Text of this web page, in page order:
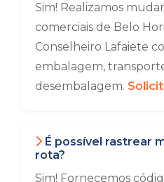
Sim! Realizamos
comerciais de Belo
Conselheiro Lafaiete
embalagem,
desembalagem.
É possível rastrear
rota?
Sim! Fornecemos